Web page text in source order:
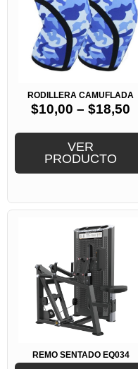
RODILLERA CAMUFLADA
$10,00 – $18,50
VER
PRODUCTO
REMO SENTADO EQ034